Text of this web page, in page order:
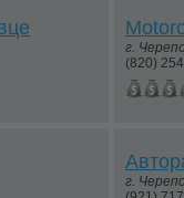
г.
(820)
г.